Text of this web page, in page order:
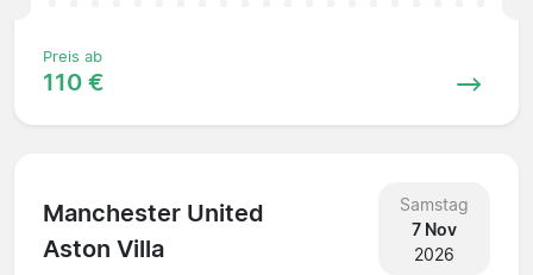
Preis ab
110 €
Manchester United
Aston Villa
Samstag
7 Nov
2026